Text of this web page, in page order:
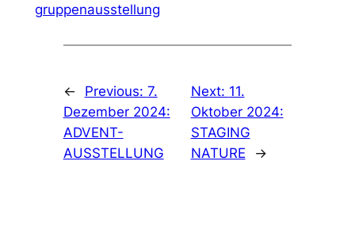
gruppenausstellung
← Previous: 7.
Dezember 2024:
ADVENT-
AUSSTELLUNG
Next: 11.
Oktober 2024:
STAGING
NATURE
→